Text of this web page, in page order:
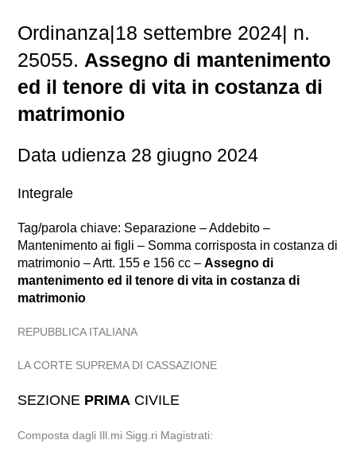
Ordinanza|18 settembre 2024| n.
25055. Assegno di mantenimento
ed il tenore di vita in costanza di
matrimonio
Data udienza 28 giugno 2024
Integrale
Tag/parola chiave: Separazione – Addebito –
Mantenimento ai figli – Somma corrisposta in costanza di
matrimonio – Artt. 155 e 156 cc –Assegno di
mantenimento ed il tenore di vita in costanza di
matrimonio
REPUBBLICA ITALIANA
LA CORTE SUPREMA DI CASSAZIONE
SEZIONE PRIMA CIVILE
Composta dagli Ill.mi Sigg.ri Magistrati: